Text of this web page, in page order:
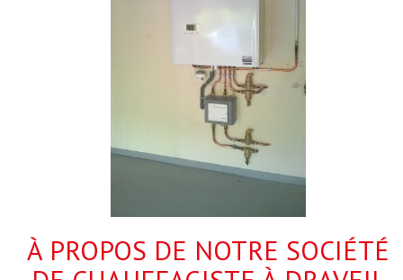
À PROPOS DE NOTRE SOCIÉTÉ